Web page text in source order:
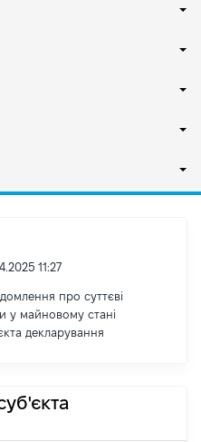
11:27
про суттєві
у майновому стані
декларування